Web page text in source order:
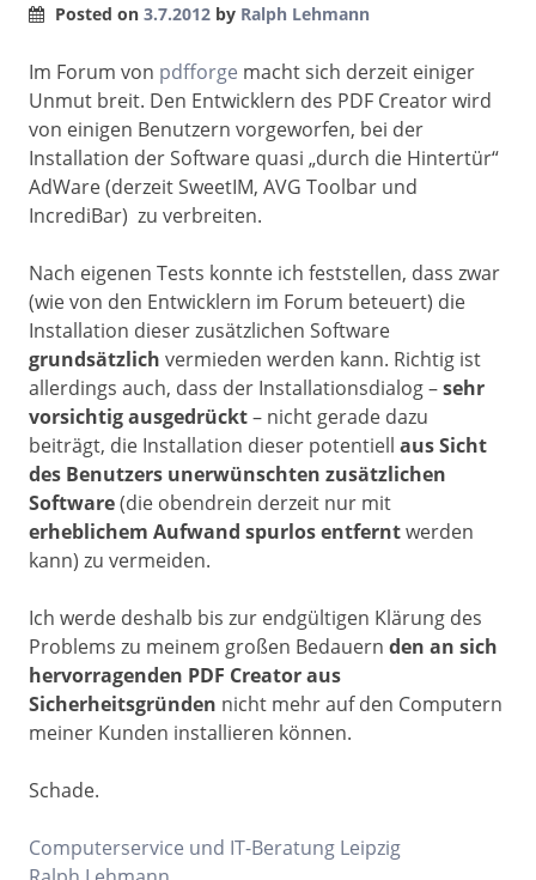
Posted on 3.7.2012 by Ralph Lehmann
Im Forum von pdfforge macht sich derzeit einiger
Unmut breit. Den Entwicklern des PDF Creator wird
von einigen Benutzern vorgeworfen, bei der
Installation der Software quasi „durch die Hintertür“
AdWare (derzeit SweetIM, AVG Toolbar und
IncrediBar) zu verbreiten.
Nach eigenen Tests konnte ich feststellen, dass zwar
(wie von den Entwicklern im Forum beteuert) die
Installation dieser zusätzlichen Software
grundsätzlich vermieden werden kann. Richtig ist
allerdings auch, dass der Installationsdialog –sehr
vorsichtig ausgedrückt– nicht gerade dazu
beiträgt, die Installation dieser potentiell aus Sicht
des Benutzers unerwünschten zusätzlichen
Software(die obendrein derzeit nur mit
erheblichem Aufwand spurlos entferntwerden
kann) zu vermeiden.
Ich werde deshalb bis zur endgültigen Klärung des
Problems zu meinem großen Bedauern den an sich
hervorragenden PDF Creator aus
Sicherheitsgründen nicht mehr auf den Computern
meiner Kunden installieren können.
Schade.
Computerservice und IT-Beratung Leipzig